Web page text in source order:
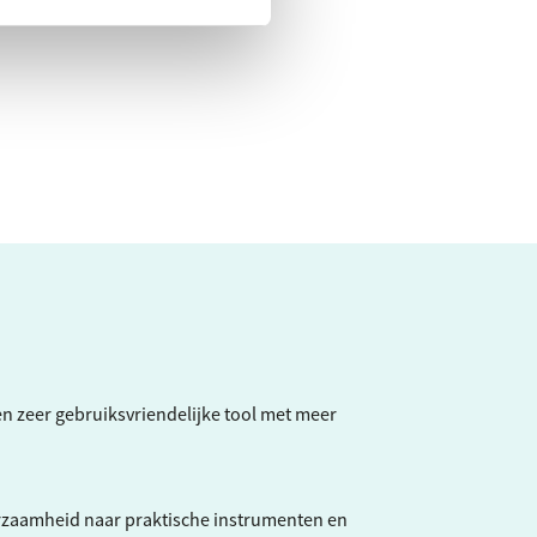
zeer gebruiksvriendelijke tool met meer
naar praktische instrumenten en